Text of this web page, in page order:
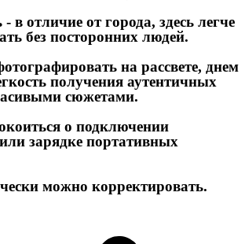
в отличие от города, здесь легче
без посторонних людей.
на рассвете, днем
получения аутентичных
сюжетами.
о подключении
зарядке портативных
можно корректировать.